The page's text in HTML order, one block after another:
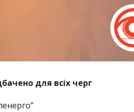
для всіх черг